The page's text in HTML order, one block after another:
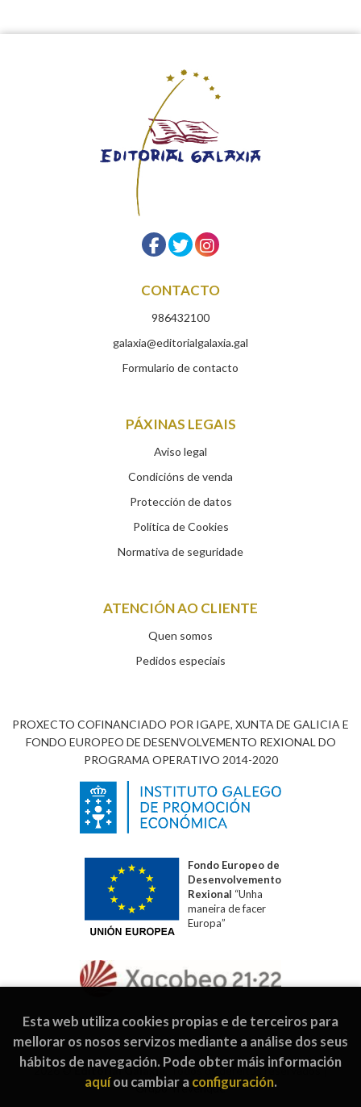
CONTACTO
986432100
galaxia@editorialgalaxia.gal
Formulario de contacto
PÁXINAS LEGAIS
Aviso legal
Condicións de venda
Protección de datos
Política de Cookies
Normativa de seguridade
ATENCIÓN AO CLIENTE
Quen somos
Pedidos especiais
PROXECTO COFINANCIADO POR IGAPE, XUNTA DE GALICIA E
FONDO EUROPEO DE DESENVOLVEMENTO REXIONAL DO
PROGRAMA OPERATIVO 2014-2020
Fondo Europeo de
Desenvolvemento
Rexional “Unha
maneira de facer
Europa”
2026 ©Editorial Galaxia . Todos os dereitos reservados |
Grupo Trevenque
Esta web utiliza cookies propias e de terceiros para
mellorar os nosos servizos mediante a análise dos seus
hábitos de navegación. Pode obter máis información
aquíou cambiar a configuración.